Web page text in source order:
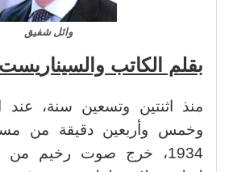
وائل شفيق
بقلم الكاتب
منذ اثنتين وتسعين سنة، عند
1934، خرج صوت رخيم من